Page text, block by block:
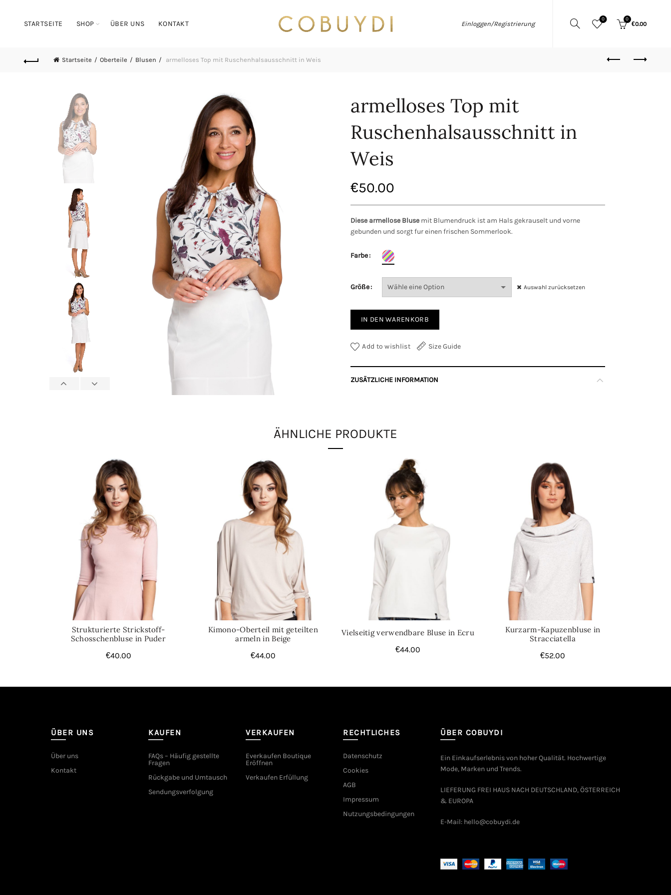
STARTSEITE SHOP ÜBER UNS KONTAKT Einloggen/Registrierung
0 0
€0.00
Startseite Oberteile Blusen armelloses Top mit Ruschenhalsausschnitt in Weis
armelloses Top mit
Ruschenhalsausschnitt in
Weis
€50.00
Diese armellose Bluse mit Blumendruck ist am Hals gekrauselt und vorne
gebunden und sorgt fur einen frischen Sommerlook.
Farbe
Größe Auswahl zurücksetzen
IN DEN WARENKORB
Add to wishlist Size Guide
ZUSÄTZLICHE INFORMATION
ÄHNLICHE PRODUKTE
Strukturierte Strickstoff-
Schosschenbluse in Puder
€40.00
Kimono-Oberteil mit geteilten
armeln in Beige
€44.00
Vielseitig verwendbare Bluse in Ecru
€44.00
Kurzarm-Kapuzenbluse in
Stracciatella
€52.00
ÜBER UNS
Über uns
Kontakt
KAUFEN
FAQs – Häufig gestellte
Fragen
Rückgabe und Umtausch
Sendungsverfolgung
VERKAUFEN
Everkaufen Boutique
Eröffnen
Verkaufen Erfüllung
RECHTLICHES
Datenschutz
Cookies
AGB
Impressum
Nutzungsbedingungen
ÜBER COBUYDI
Ein Einkaufserlebnis von hoher Qualität. Hochwertige
Mode, Marken und Trends.
LIEFERUNG FREI HAUS NACH DEUTSCHLAND, ÖSTERREICH
& EUROPA
E-Mail: hello@cobuydi.de